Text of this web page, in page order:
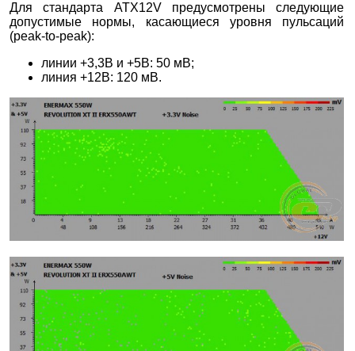
Для стандарта ATX12V предусмотрены следующие
допустимые нормы, касающиеся уровня пульсаций
(peak-to-peak):
линии +3,3В и +5В: 50 мВ;
линия +12В: 120 мВ.